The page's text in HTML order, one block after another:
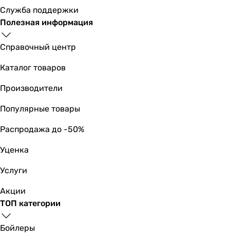
Служба поддержки
Полезная информация
Справочный центр
Каталог товаров
Производители
Популярные товары
Распродажа до -50%
Уценка
Услуги
Акции
ТОП категории
Бойлеры